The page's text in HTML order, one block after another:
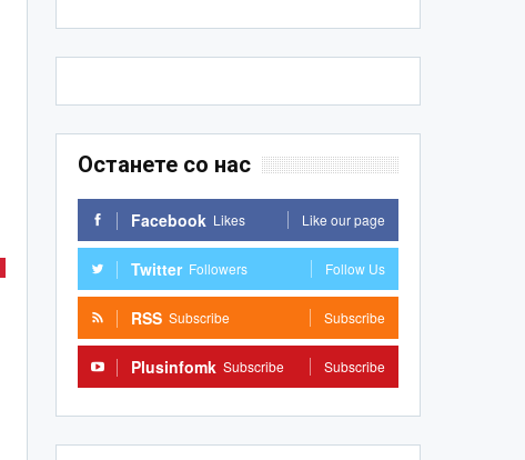
Останете со нас
Facebook Likes Like our page
Twitter Followers Follow Us
RSS Subscribe Subscribe
Plusinfomk Subscribe Subscribe